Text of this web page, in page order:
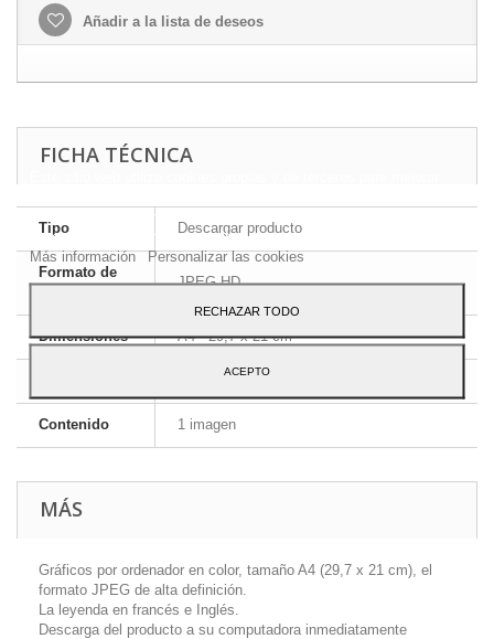
Añadir a la lista de deseos
FICHA TÉCNICA
Tipo Descargar producto
Formato de
JPEG HD
Dimensiones A4 - 29,7 x 21 cm
Inglés y francés
Contenido 1 imagen
MÁS
Gráficos por ordenador en color, tamaño A4 (29,7 x 21 cm), el
formato JPEG de alta definición.
La leyenda en francés e Inglés.
Descarga del producto a su computadora inmediatamente
preferencias mediante el análisis de sus hábitos de navegación.
Para dar su consentimiento sobre su uso pulse el botón Acepto.
Más información Personalizar las cookies
RECHAZAR TODO
ACEPTO